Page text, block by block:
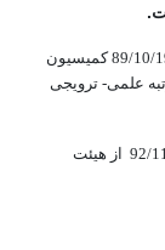
ین فصلنامه طبق مجوز شماره 72993/11/3/89 مورخ89/10/19 کمیسیون
علمی- ترویجی
این فصلنامه براساس نامه شماره 32980/92 مورخ 92/11/23 از هیئت